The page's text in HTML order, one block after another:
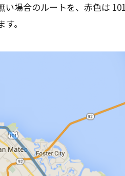
い場合のルートを、赤色は
。